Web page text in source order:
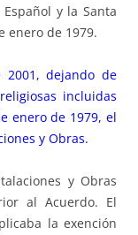
y la Santa
enero de 1979.
dejando de
incluidas
enero de 1979, el
y Obras.
y Obras
al Acuerdo. El
la exención